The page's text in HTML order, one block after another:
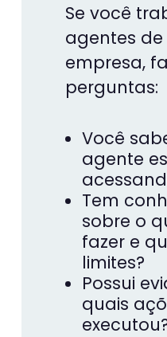
Se você
agentes de
empresa,
perguntas:
Você
agente
Tem
sobre o
fazer e
limites?
Possui
quais